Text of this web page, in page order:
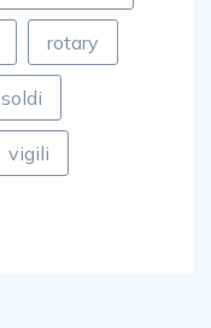
rotary
soldi
vigili